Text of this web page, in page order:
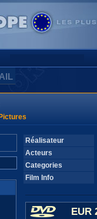
Réalisateur
Acteurs
Categories
Film Info
EUR